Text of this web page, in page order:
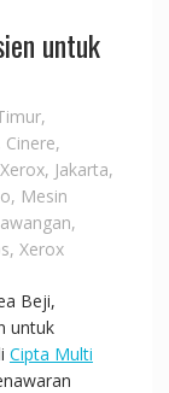
untuk
,
Cinere,
, Jakarta,
, Mesin
,
, Xerox
Beji,
untuk
Cipta Multi